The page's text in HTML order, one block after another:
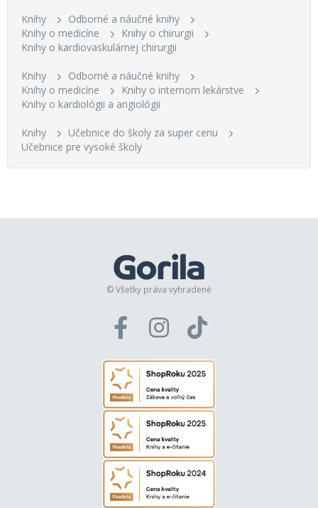
Knihy
Odborné a náučné knihy
Knihy o medicíne
Knihy o chirurgii
Knihy o kardiovaskulárnej chirurgii
Knihy
Odborné a náučné knihy
Knihy o medicíne
Knihy o internom lekárstve
Knihy o kardiológii a angiológii
Knihy
Učebnice do školy za super cenu
Učebnice pre vysoké školy
© Všetky práva vyhradené